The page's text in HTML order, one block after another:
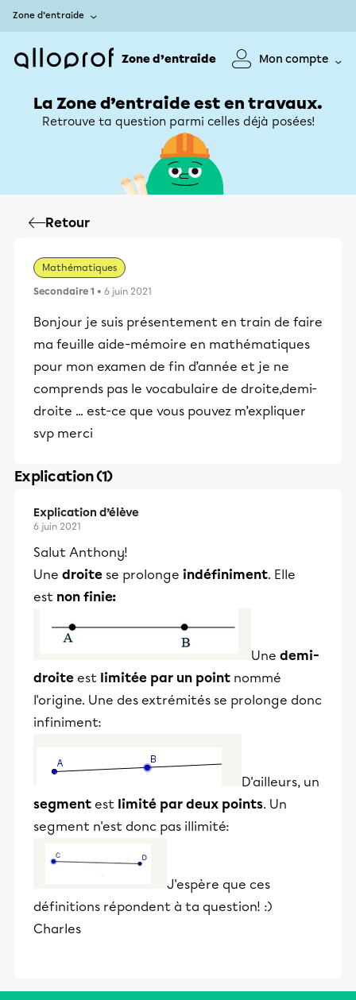
Zone d’entraide
Zone d’entraide Mon compte
La Zone d’entraide est en travaux.
Retrouve ta question parmi celles déjà posées!
Retour
Mathématiques
Secondaire 1 • 6 juin 2021
Bonjour je suis présentement en train de faire
ma feuille aide-mémoire en mathématiques
pour mon examen de fin d’année et je ne
comprends pas le vocabulaire de droite,demi-
droite ... est-ce que vous pouvez m’expliquer
svp merci
Explication (1)
Explication d’élève
6 juin 2021
Salut Anthony!
Une droite se prolonge indéfiniment. Elle
est non finie:
Une demi-
droite est limitée par un point nommé
l'origine. Une des extrémités se prolonge donc
infiniment:
D'ailleurs, un
segment est limité par deux points. Un
segment n'est donc pas illimité:
J'espère que ces
définitions répondent à ta question! :)
Charles